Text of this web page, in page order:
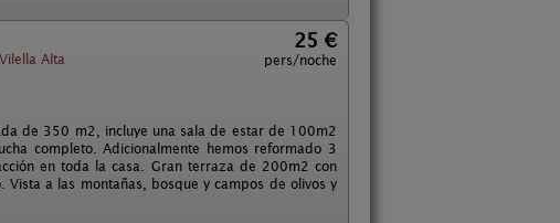
Alta
25 €
pers/noche
de 350 m2, incluye una sala de estar de 100m2
completo. Adicionalmente hemos reformado 3
en toda la casa. Gran terraza de 200m2 con
a las montañas, bosque y campos de olivos y